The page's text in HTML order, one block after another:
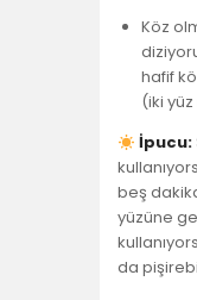
Köz
hafif
(iki
İpucu:
beş
yüzüne
da